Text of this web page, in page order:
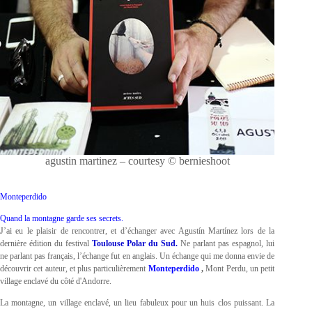
agustin martinez – courtesy © bernieshoot
Monteperdido
Quand la montagne garde ses secrets.
J’ai eu le plaisir de rencontrer, et d’échanger avec Agustín Martínez lors de la
dernière édition du festivalToulouse Polar du Sud. Ne parlant pas espagnol, lui
ne parlant pas français, l’échange fut en anglais. Un échange qui me donna envie de
découvrir cet auteur, et plus particulièrement Monteperdido,Mont Perdu, un petit
village enclavé du côté d'Andorre.
La montagne, un village enclavé, un lieu fabuleux pour un huis clos puissant. La